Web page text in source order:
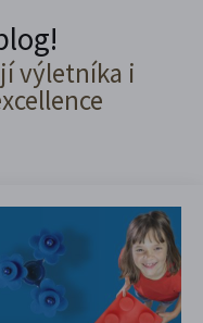
výletníka i